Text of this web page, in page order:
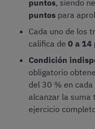
puntos, siendo
puntos para
Cada uno de los
califica de 0 a 14
Condición
obligatorio
del 30 % en
alcanzar la
ejercicio